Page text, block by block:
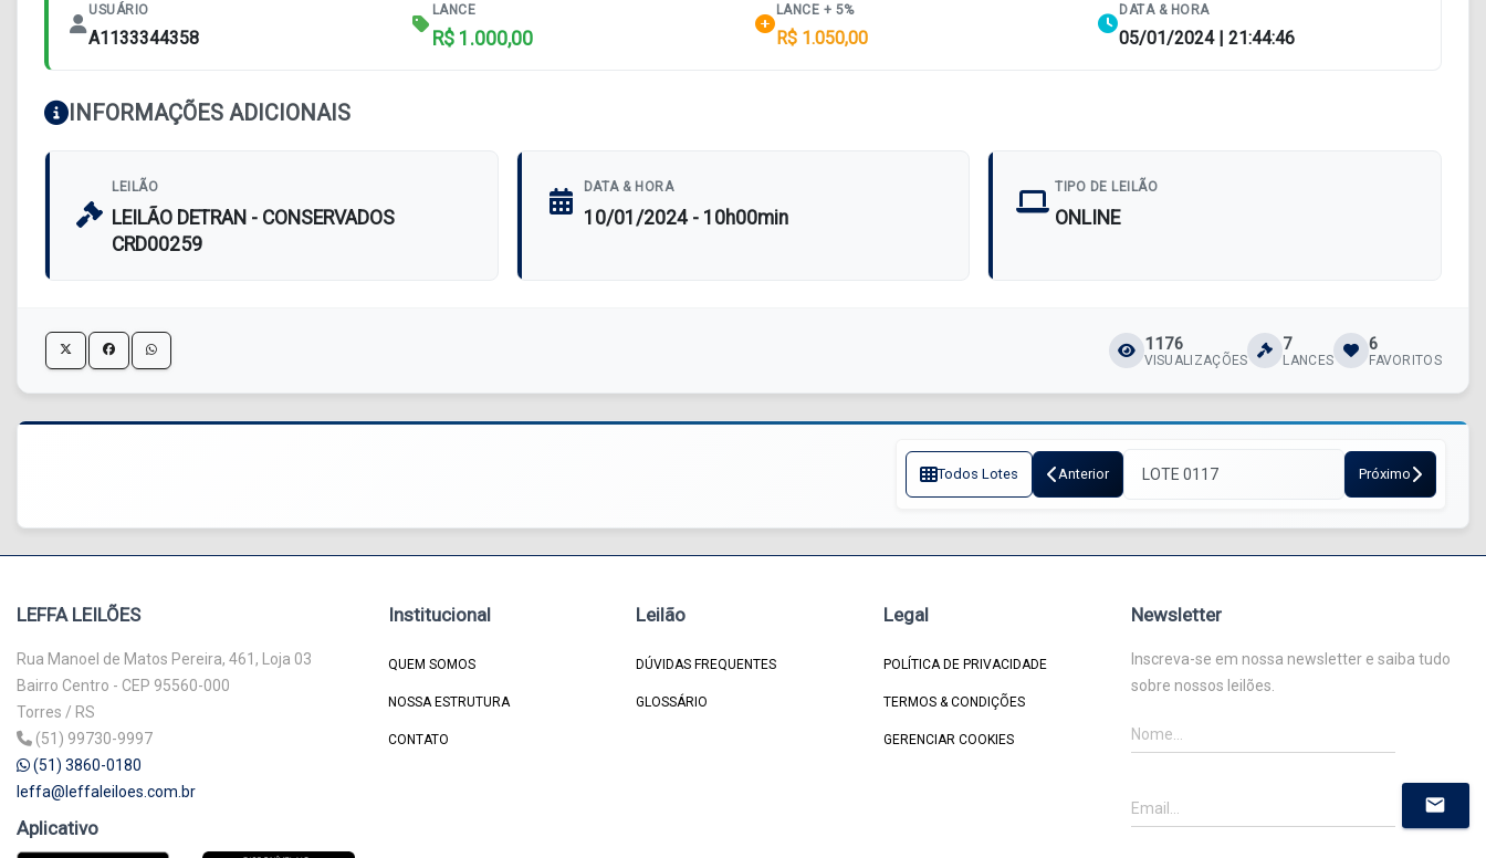
USUÁRIO
A1133344358
LANCE
R$ 1.000,00
LANCE + 5%
R$ 1.050,00
DATA & HORA
05/01/2024 | 21:44:46
INFORMAÇÕES ADICIONAIS
LEILÃO
LEILÃO DETRAN - CONSERVADOS
CRD00259
DATA & HORA
10/01/2024 - 10h00min
TIPO DE LEILÃO
ONLINE
1176
VISUALIZAÇÕES
7
LANCES
6
FAVORITOS
Todos Lotes Anterior Próximo
LEFFA LEILÕES
Rua Manoel de Matos Pereira, 461, Loja 03
Bairro Centro - CEP 95560-000
Torres / RS
(51) 99730-9997
(51) 3860-0180
leffa@leffaleiloes.com.br
Aplicativo
Institucional
QUEM SOMOS
NOSSA ESTRUTURA
CONTATO
Leilão
DÚVIDAS FREQUENTES
GLOSSÁRIO
Legal
POLÍTICA DE PRIVACIDADE
TERMOS & CONDIÇÕES
GERENCIAR COOKIES
Newsletter
Inscreva-se em nossa newsletter e saiba tudo
sobre nossos leilões.
mail